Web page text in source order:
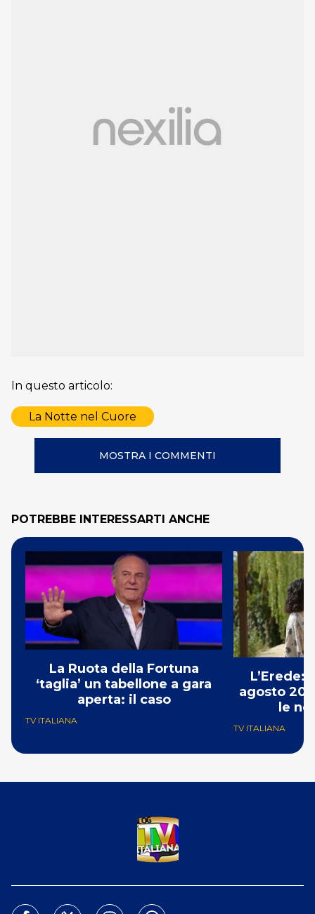
In questo articolo:
La Notte nel Cuore
MOSTRA I COMMENTI
POTREBBE INTERESSARTI ANCHE
La Ruota della Fortuna
‘taglia’ un tabellone a gara
aperta: il caso
TV ITALIANA
L’Erede:
agosto
le
TV ITALIANA